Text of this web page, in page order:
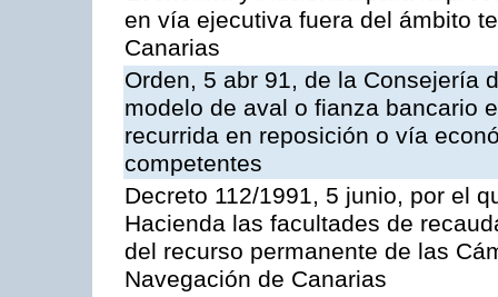
en vía ejecutiva fuera del ámbito
Canarias
Orden, 5 abr 91, de la Consejería
modelo de aval o fianza bancario
recurrida en reposición o vía
competentes
Decreto 112/1991, 5 junio, por el
Hacienda las facultades de
del recurso permanente de las
Navegación de Canarias